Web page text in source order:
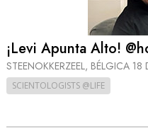
¡Levi Apunta Alto!
STEENOKKERZEEL, BÉLGICA 18
SCIENTOLOGISTS @LIFE